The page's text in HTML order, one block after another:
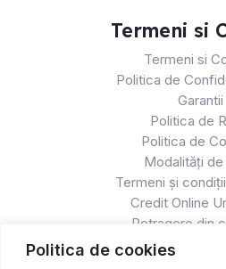
Politica de cookies
Termeni si
Termeni si
Politica de
Garantii
Politica de
Politica de
Modalități
Termeni și
Credit Online
Retragere din